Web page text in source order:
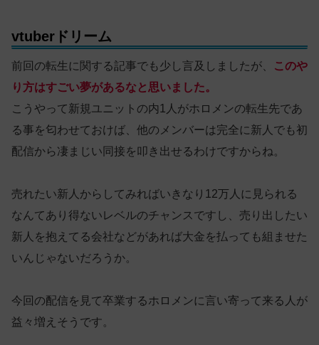
vtuberドリーム
前回の転生に関する記事でも少し言及しましたが、
このや
り方はすごい夢があるなと思いました。
こうやって新規ユニットの内1人がホロメンの転生先であ
る事を匂わせておけば、他のメンバーは完全に新人でも初
配信から凄まじい同接を叩き出せるわけですからね。
売れたい新人からしてみればいきなり12万人に見られる
なんてあり得ないレベルのチャンスですし、売り出したい
新人を抱えてる会社などがあれば大金を払っても組ませた
いんじゃないだろうか。
今回の配信を見て卒業するホロメンに言い寄って来る人が
益々増えそうです。